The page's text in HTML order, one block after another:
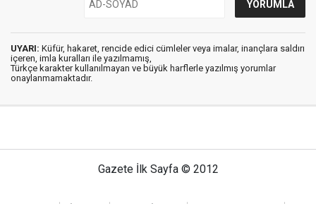
UYARI: Küfür, hakaret, rencide edici cümleler veya imalar, inançlara saldırı
içeren, imla kuralları ile yazılmamış,
Türkçe karakter kullanılmayan ve büyük harflerle yazılmış yorumlar
onaylanmamaktadır.
Gazete İlk Sayfa © 2012